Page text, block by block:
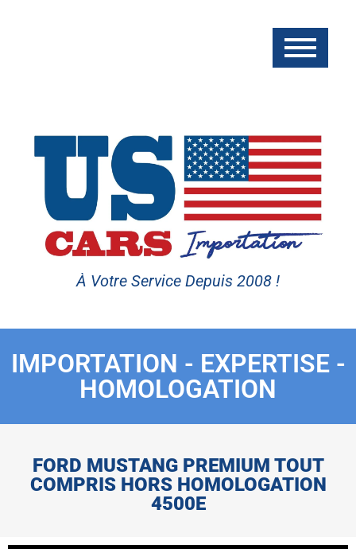
À Votre Service Depuis 2008 !
IMPORTATION - EXPERTISE -
HOMOLOGATION
FORD MUSTANG PREMIUM TOUT
COMPRIS HORS HOMOLOGATION
4500E